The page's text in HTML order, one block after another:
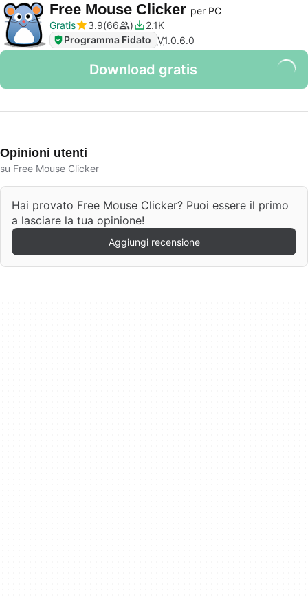
Free Mouse Clicker per PC
Gratis
3.9 66
2.1K
Programma Fidato V1.0.6.0
Download gratis
Opinioni utenti
su Free Mouse Clicker
Hai provato Free Mouse Clicker? Puoi essere il primo
a lasciare la tua opinione!
Aggiungi recensione